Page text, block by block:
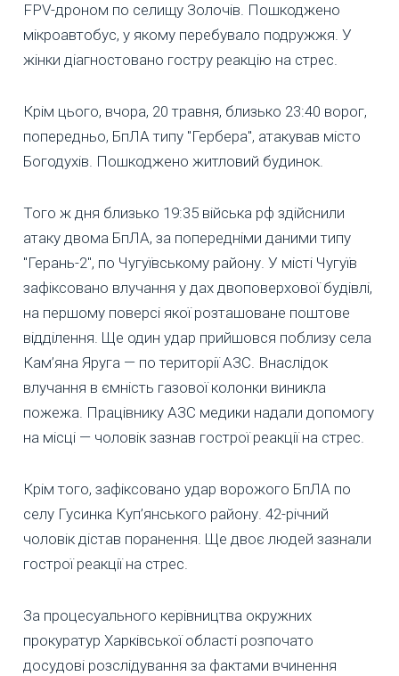
FPV-дроном по селищу Золочів. Пошкоджено
мікроавтобус, у якому перебувало подружжя. У
жінки діагностовано гостру реакцію на стрес.
Крім цього, вчора, 20 травня, близько 23:40 ворог,
попередньо, БпЛА типу "Гербера", атакував місто
Богодухів. Пошкоджено житловий будинок.
Того ж дня близько 19:35 війська рф здійснили
атаку двома БпЛА, за попередніми даними типу
"Герань-2", по Чугуївському району. У місті Чугуїв
зафіксовано влучання у дах двоповерхової будівлі,
на першому поверсі якої розташоване поштове
відділення. Ще один удар прийшовся поблизу села
Кам’яна Яруга — по території АЗС. Внаслідок
влучання в ємність газової колонки виникла
пожежа. Працівнику АЗС медики надали допомогу
на місці — чоловік зазнав гострої реакції на стрес.
Крім того, зафіксовано удар ворожого БпЛА по
селу Гусинка Куп’янського району. 42-річний
чоловік дістав поранення. Ще двоє людей зазнали
гострої реакції на стрес.
За процесуального керівництва окружних
прокуратур Харківської області розпочато
досудові розслідування за фактами вчинення